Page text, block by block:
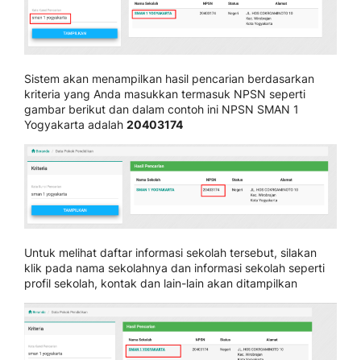
Sistem akan menampilkan hasil pencarian berdasarkan
kriteria yang Anda masukkan termasuk NPSN seperti
gambar berikut dan dalam contoh ini NPSN SMAN 1
Yogyakarta adalah 20403174
Untuk melihat daftar informasi sekolah tersebut, silakan
klik pada nama sekolahnya dan informasi sekolah seperti
profil sekolah, kontak dan lain-lain akan ditampilkan